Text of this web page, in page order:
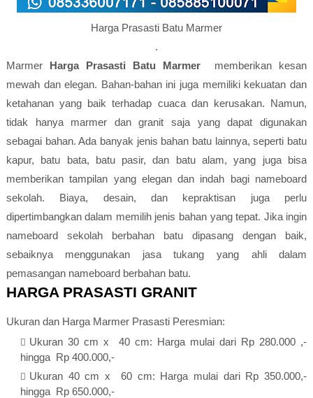
Harga Prasasti Batu Marmer
.
Marmer Harga Prasasti Batu Marmer
memberikan kesan
mewah dan elegan. Bahan-bahan ini juga memiliki kekuatan dan
ketahanan yang baik terhadap cuaca dan kerusakan. Namun,
tidak hanya marmer dan granit saja yang dapat digunakan
sebagai bahan. Ada banyak jenis bahan batu lainnya, seperti batu
kapur, batu bata, batu pasir, dan batu alam, yang juga bisa
memberikan tampilan yang elegan dan indah bagi nameboard
sekolah. Biaya, desain, dan kepraktisan juga perlu
dipertimbangkan dalam memilih jenis bahan yang tepat. Jika ingin
nameboard sekolah berbahan batu dipasang dengan baik,
sebaiknya menggunakan jasa tukang yang ahli dalam
pemasangan nameboard berbahan batu.
HARGA PRASASTI GRANIT
Ukuran dan Harga Marmer Prasasti Peresmian:
Ukuran 30 cm x 40 cm: Harga mulai dari Rp 280.000 ,-
hingga Rp 400.000,-
Ukuran 40 cm x 60 cm: Harga mulai dari Rp 350.000,-
hingga Rp 650.000,-